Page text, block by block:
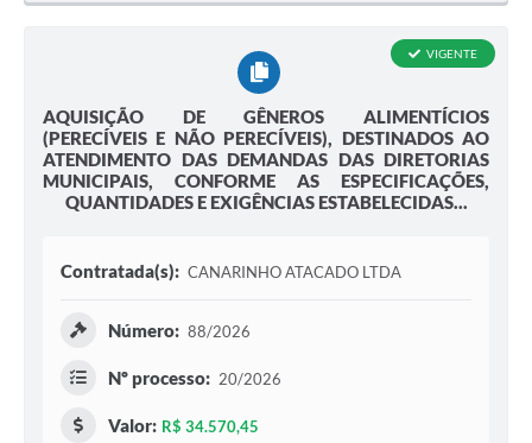
AQUISIÇÃO DE GÊNEROS ALIMENTÍCIOS
(PERECÍVEIS E NÃO PERECÍVEIS), DESTINADOS AO
ATENDIMENTO DAS DEMANDAS DAS DIRETORIAS
MUNICIPAIS, CONFORME AS ESPECIFICAÇÕES,
QUANTIDADES E EXIGÊNCIAS ESTABELECIDAS...
VIGENTE
Contratada(s): CANARINHO ATACADO LTDA
Número: 88/2026
Nº processo: 20/2026
Valor: R$ 34.570,45